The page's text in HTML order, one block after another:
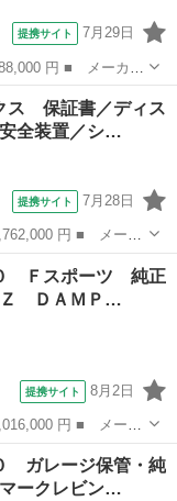
提携サイト 7月29日
名： ＧＳ３５０
３眼ＬＥＤヘッド
ス 保証書／ディス
全装置／シ…
提携サイト 7月28日
ド名： リラック
装置／シートヒータ
Ｆスポーツ 純正
Ｚ ＤＡＭＰ…
提携サイト 8月2日
名： ＩＳ３５
ＤＡＭＰＥＲＺＺ
ガレージ保管・純
ークレビン…